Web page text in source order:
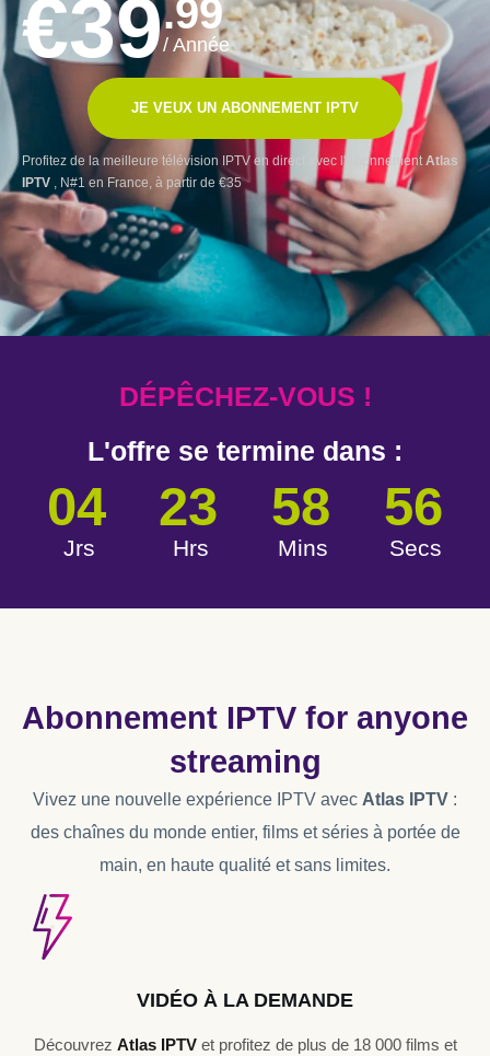
€39.99
/ Année
JE VEUX UN ABONNEMENT IPTV
Profitez de la meilleure télévision IPTV en direct avec l'Abonnement Atlas
IPTV , N#1 en France, à partir de €35
DÉPÊCHEZ-VOUS !
L'offre se termine dans :
04
Jrs
23
Hrs
58
Mins
55
Secs
Abonnement IPTV for anyone
streaming
Vivez une nouvelle expérience IPTV avec Atlas IPTV :
des chaînes du monde entier, films et séries à portée de
main, en haute qualité et sans limites.
VIDÉO À LA DEMANDE
Découvrez Atlas IPTVet profitez de plus de 18 000 films et